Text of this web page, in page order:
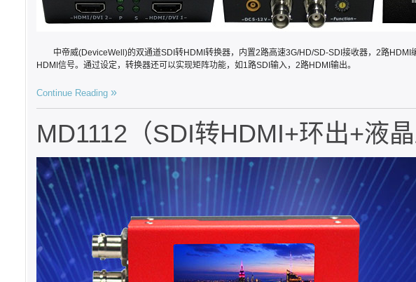
中帝威(DeviceWell)的双通道SDI转HDMI转换器，内置2路高速3G/HD/SD-SDI接收器，2路HDMI
HDMI信号。通过设定，转换器还可以实现矩阵功能，如1路SDI输入，2路HDMI输出。
Continue Reading
MD1112（SDI转HDMI+环出+液晶